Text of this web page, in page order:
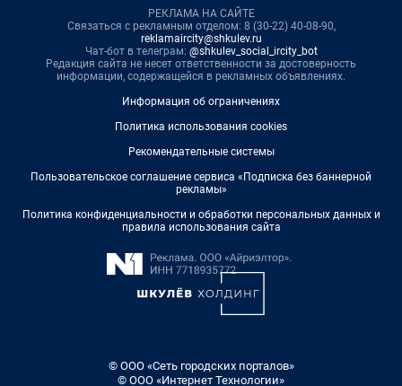
РЕКЛАМА НА САЙТЕ
Связаться с рекламным отделом: 8 (30-22) 40-08-90,
reklamaircity@shkulev.ru
Чат-бот в телеграм: @shkulev_social_ircity_bot
Редакция сайта не несет ответственности за достоверность
информации, содержащейся в рекламных объявлениях.
Информация об ограничениях
Политика использования cookies
Рекомендательные системы
Пользовательское соглашение сервиса «Подписка без баннерной
рекламы»
Политика конфиденциальности и обработки персональных данных и
правила использования сайта
© ООО «Сеть городских порталов»
© ООО «Интернет Технологии»